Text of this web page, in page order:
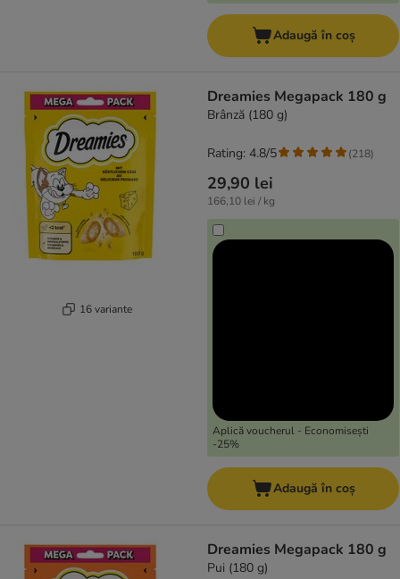
Adaugă în coș
16 variante
Dreamies Megapack 180 g
Brânză (180 g)
29,90 lei
166,10 lei / kg
Aplică voucherul - Economisești
-25%
Rating: 4.8/5 (218)
Adaugă în coș
Dreamies Megapack 180 g
Pui (180 g)